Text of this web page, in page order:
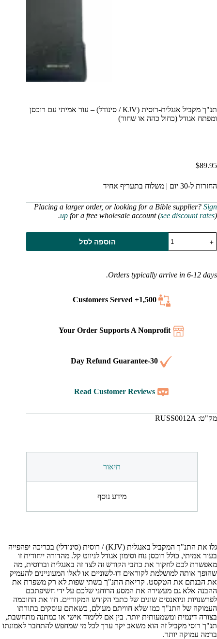
תנ"ך מקביל אנגלית-רוסית (KJV / סינודל) – עור אמיתי עם רוכסן
ומפתח אגודל (כחול כהה או שחור)
$89.95
החזרות ל-30 יום | משלוח בתעריף אחיד
Placing a larger order, or looking for a Bible supplier? Sign
up for a free wholesale account (see discount rates).
כמות
של
תנ"ך
(KJV
הוספה לסל
Orders typically arrive in 6-12 days.
1,500+ Customers
Served
Your Order Supports A Nonprofit
30-Day Refund Guarantee
Read Customer Reviews
מק"ט: RUSS0012A
תיאור
מידע נוסף
גלו את התנ"ך המקביל באנגלית (KJV) / רוסית (סינודלי) בכריכה יפהפייה
בעור אמיתי, כולל רוכסן נוח וסימון אגודל לניווט קל. מהדורה ייחודית זו
מאפשרת לכם לחקור את כתבי הקודש זה לצד זה באנגלית וברוסית, מה
שהופך אותה למושלמת לקוראים דו-לשוניים או לאלו המעוניינים להעמיק
את הבנתם את הטקסט. קריאת התנ"ך בשתי שפות לא רק משפרת את
ההבנה אלא גם מעשירה את המסע הרוחני שלכם על ידי חשיפתכם
לפרשנויות וניואנסים שונים של כתבי הקודש המקוריים. חוו את החוכמה
העמוקה של התנ"ך כמו שלא חוויתם מעולם, כשאתם עוסקים בתורתו
בצורה דינמית ומשמעותית יותר. בין אם ללימוד אישי או כמתנה מתחשבת,
תנ"ך רוסי מקביל זה הוא משאב יקר ערך לכל מי שמחפש להתחבר לאמונתו
ברמה עמוקה יותר.